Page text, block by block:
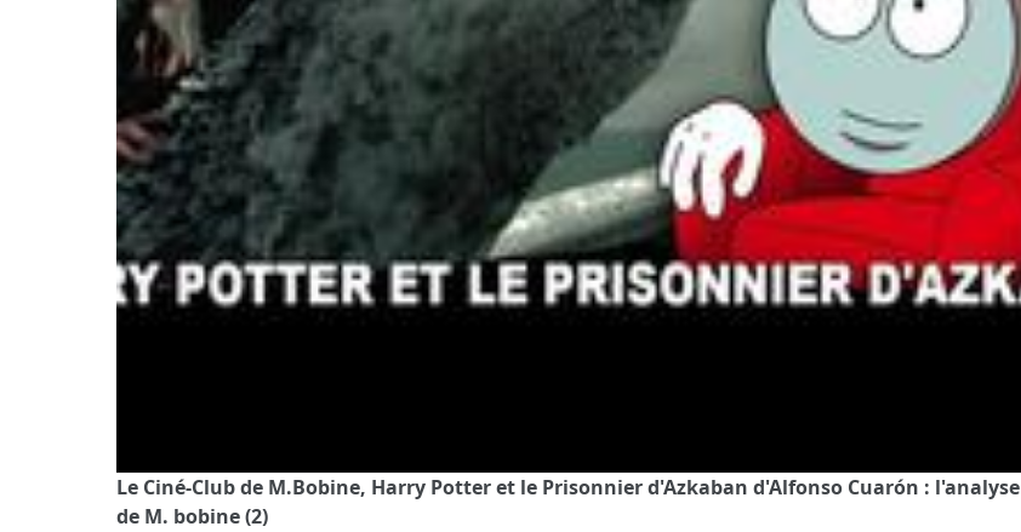
Le Ciné-Club de M.Bobine, Harry Potter et le Prisonnier d'Azkaban d'Alfonso Cuarón : l'analyse
de M. bobine (2)